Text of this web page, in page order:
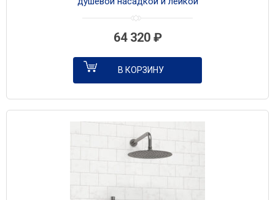
64 320 ₽
В КОРЗИНУ